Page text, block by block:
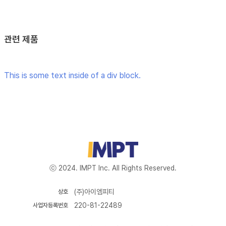
관련 제품
This is some text inside of a div block.
ⓒ 2024. IMPT Inc. All Rights Reserved.
(주)아이엠피티
상호
사업자등록번호
220-81-22489